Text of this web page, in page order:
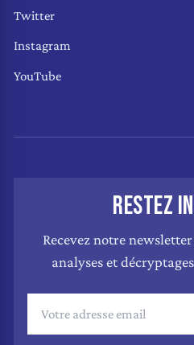
Twitter
Instagram
YouTube
RESTEZ
Recevez notre
analyses et